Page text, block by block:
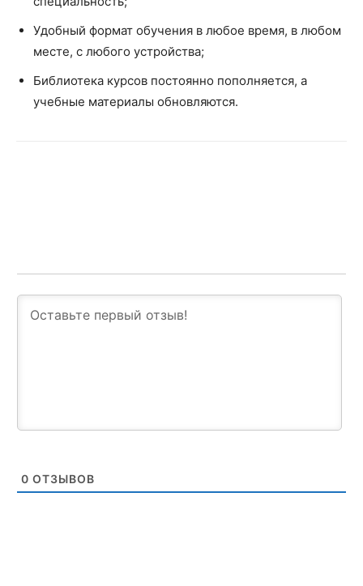
Удобный формат обучения в любое время, в любом
месте, с любого устройства;
Библиотека курсов постоянно пополняется, а
учебные материалы обновляются.
0 ОТЗЫВОВ